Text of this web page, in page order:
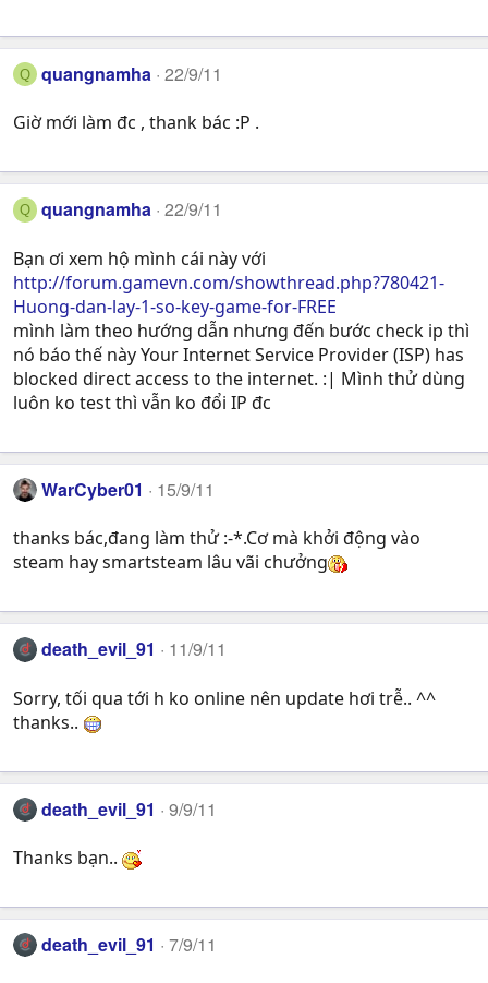
Q quangnamha 22/9/11
Giờ mới làm đc , thank bác :P .
Q quangnamha 22/9/11
Bạn ơi xem hộ mình cái này với
http://forum.gamevn.com/showthread.php?780421-
Huong-dan-lay-1-so-key-game-for-FREE
mình làm theo hướng dẫn nhưng đến bước check ip thì
nó báo thế này Your Internet Service Provider (ISP) has
blocked direct access to the internet. :| Mình thử dùng
luôn ko test thì vẫn ko đổi IP đc
WarCyber01 15/9/11
thanks bác,đang làm thử :-*.Cơ mà khởi động vào
steam hay smartsteam lâu vãi chưởng
death_evil_91 11/9/11
Sorry, tối qua tới h ko online nên update hơi trễ.. ^^
thanks..
death_evil_91 9/9/11
Thanks bạn..
death_evil_91 7/9/11